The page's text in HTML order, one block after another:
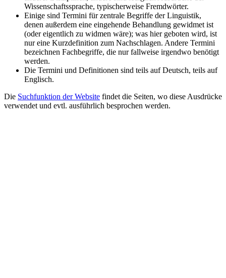
Wissenschaftssprache, typischerweise Fremdwörter.
Einige sind Termini für zentrale Begriffe der Linguistik,
denen außerdem eine eingehende Behandlung gewidmet ist
(oder eigentlich zu widmen wäre); was hier geboten wird, ist
nur eine Kurzdefinition zum Nachschlagen. Andere Termini
bezeichnen Fachbegriffe, die nur fallweise irgendwo benötigt
werden.
Die Termini und Definitionen sind teils auf Deutsch, teils auf
Englisch.
Die Suchfunktion der Website findet die Seiten, wo diese Ausdrücke
verwendet und evtl. ausführlich besprochen werden.